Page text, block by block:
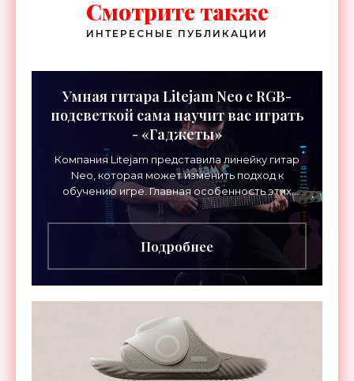
Смотрите также
ИНТЕРЕСНЫЕ ПУБЛИКАЦИИ
Умная гитара Litejam Neo с RGB-
подсветкой сама научит вас играть
- «Гаджеты»
Компания Litejam представила линейку гитар
Neo, которая может изменить подход к
обучению игре. Главная особенность этих
инструментов – встроенная RGB-подсветка
грифа. Светодиоды
Подробнее